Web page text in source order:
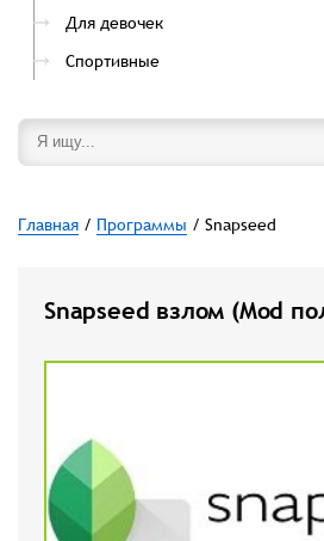
Для девочек
Спортивные
Главная / Программы / Snapseed
Snapseed взлом (Mod